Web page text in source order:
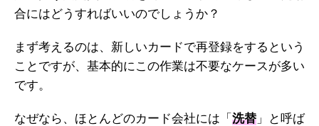
合にはどうすればいいのでしょうか？
まず考えるのは、新しいカードで再登録をするという
ことですが、基本的にこの作業は不要なケースが多い
です。
なぜなら、ほとんどのカード会社には「 洗替 」と呼ば